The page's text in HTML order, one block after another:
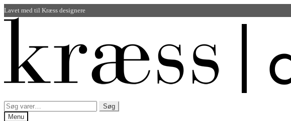
Lavet med til Kræss designere
Spring
Spring
Søg
efter:
Søg
Menu